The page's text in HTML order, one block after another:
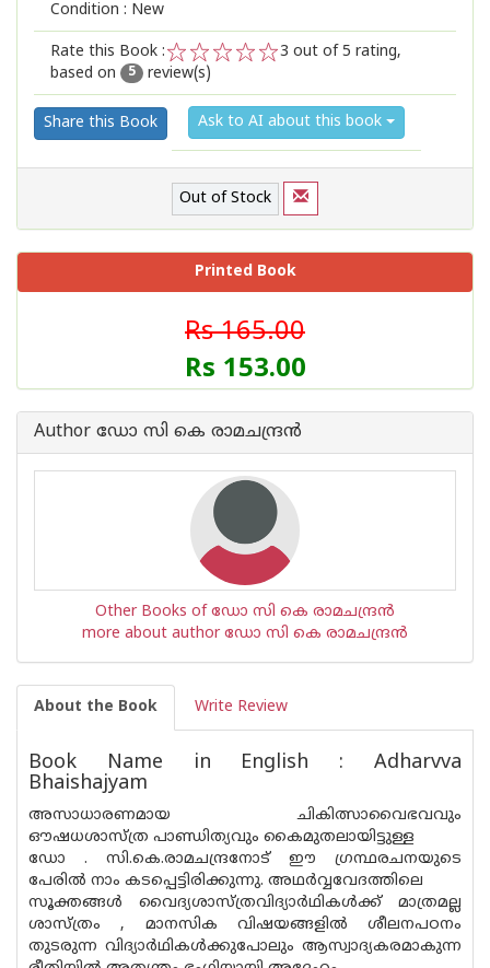
Condition : New
Rate this Book :
2
1
3 out of 5 rating,
based on
5 review(s)
Share this Book Ask to AI about this book
Out of Stock
Printed Book
Rs 165.00
Rs 153.00
Author ഡോ സി കെ രാമചന്ദ്ര‌ന്‍
Other Books of ഡോ സി കെ രാമചന്ദ്ര‌ന്‍
more about author ഡോ സി കെ രാമചന്ദ്ര‌ന്‍
About the Book Write Review
Book Name in English : Adharvva
Bhaishajyam
അസാധാരണമായ ചികിത്സാവൈഭവവും
ഔഷധശാസ്ത്ര പാണ്ഡിത്യവും കൈമുതലായിട്ടുള്ള
ഡോ . സി.കെ.രാമചന്ദ്രനോട് ഈ ഗ്രന്ഥരചനയുടെ
പേരില്‍ നാം കടപ്പെട്ടിരിക്കുന്നു. അഥര്‍വ്വവേദത്തിലെ
സൂക്തങ്ങള്‍ വൈദ്യശാസ്ത്രവിദ്യാര്‍ഥികള്‍ക്ക് മാത്രമല്ല
ശാസ്ത്രം , മാനസിക വിഷയങ്ങളില്‍ ശീലനപഠനം
തുടരുന്ന വിദ്യാര്‍ഥികള്‍ക്കുപോലും ആസ്വാദ്യകരമാകുന്ന